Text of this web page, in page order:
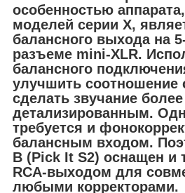
особенностью
моделей серии X,
балансного выхода на
разъеме mini-XLR.
балансного
улучшить соотношение
сделать звучание более
детализированным.
требуется и
балансным входом.
B (Pick It S2) оснащен и
RCA-выходом для
любыми корректорами.